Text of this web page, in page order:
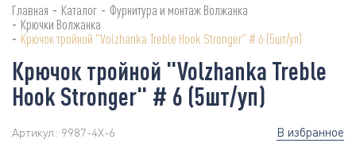
Главная - Каталог - Фурнитура и монтаж Волжанка
- Крючки Волжанка
- Крючок тройной "Volzhanka Treble Hook Stronger" # 6 (5шт/уп)
Крючок тройной "Volzhanka Treble
Hook Stronger" # 6 (5шт/уп)
Артикул: 9987-4X-6 В избранное